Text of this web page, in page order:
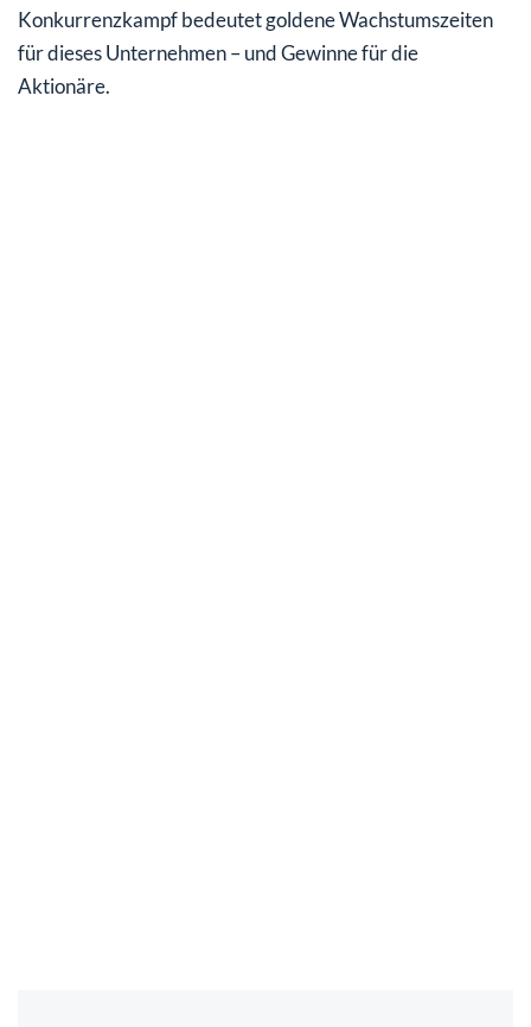
Konkurrenzkampf bedeutet goldene Wachstumszeiten
für dieses Unternehmen – und Gewinne für die
Aktionäre.